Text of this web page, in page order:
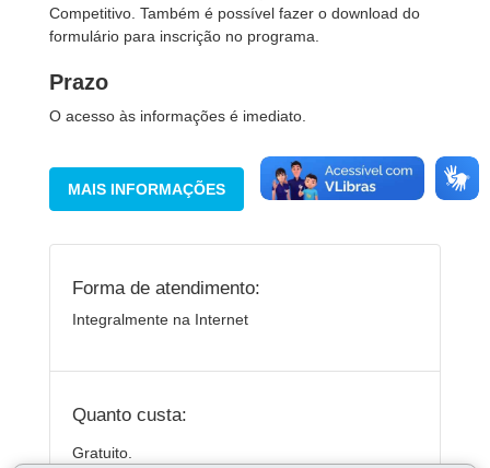
Competitivo. Também é possível fazer o download do
formulário para inscrição no programa.
Prazo
O acesso às informações é imediato.
MAIS INFORMAÇÕES
Forma de atendimento:
Integralmente na Internet
Quanto custa:
Gratuito.